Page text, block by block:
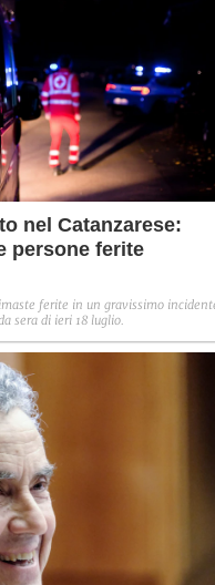
nel Catanzarese:
persone ferite
ferite in un gravissimo
sera di ieri 18 luglio.